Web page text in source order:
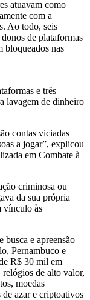
atuavam como
com a
Ao todo, seis
de plataformas
bloqueados nas
e três
lavagem de dinheiro
contas viciadas
a jogar”, explicou
em Combate à
criminosa ou
da sua própria
vínculo às
busca e apreensão
Pernambuco e
R$ 30 mil em
de alto valor,
moedas
de azar e criptoativos